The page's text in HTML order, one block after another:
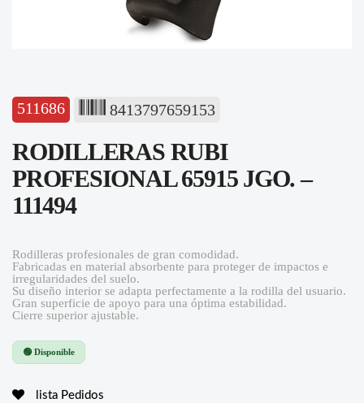
511686 8413797659153
RODILLERAS RUBI
PROFESIONAL 65915 JGO. –
111494
Rodilleras profesionales de gran comodidad.
Fabricadas en material absorbente para proteger de impactos e
irregularidades del suelo.
Su diseño interior se adapta perfectamente a la rodilla del usuario.
Gran superficie de apoyo para una óptima estabilidad.
Cierre superior ajustable.
🟢 Disponible
lista Pedidos